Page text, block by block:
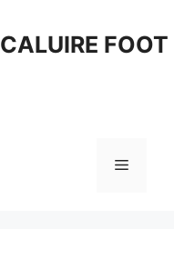
CALUIRE FOOT
Menu